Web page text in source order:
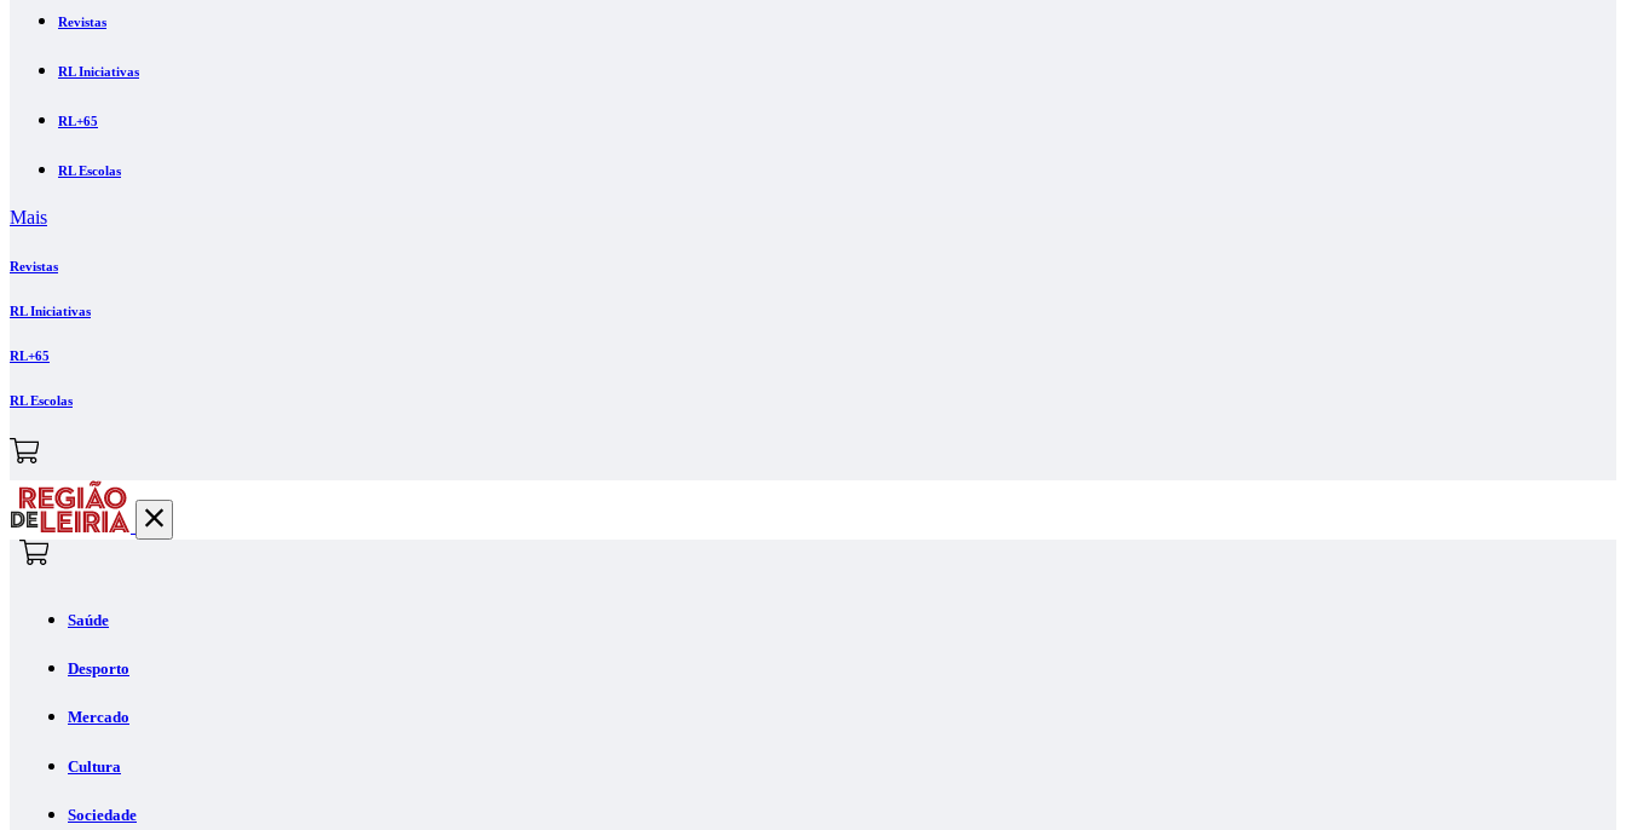
Revistas
RL Iniciativas
RL+65
RL Escolas
Mais
Revistas
RL Iniciativas
RL+65
RL Escolas
Saúde
Desporto
Mercado
Cultura
Sociedade